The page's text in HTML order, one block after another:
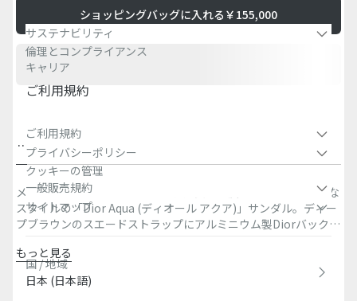
ショッピングバッグに入れる ￥155,000
詳
細
サイズ＆フ
ィット
お問い合わせ＆ブティ
ック在庫状況
装、お支払方法
メゾンのクチュールデザインの構成要素が反映された、モダンな
スタイルの「Dior Aqua (ディオール アクア)」サンダル。ディー
プブラウンのスエードストラップにアルミニウム製Diorバックル
ダルは、バミューダショートパンツやジーンズと相性抜群です。
主な素材：スエードカーフスキン、テクニカル ファブリック
カーフスキンのライニング
もっと見る
サステナビリティ
倫理とコンプライアンス
キャリア
ご利用規約
ご利用規約
プライバシーポリシー
クッキーの管理
一般販売規約
サイトマップ
国 / 地域
日本 (日本語)